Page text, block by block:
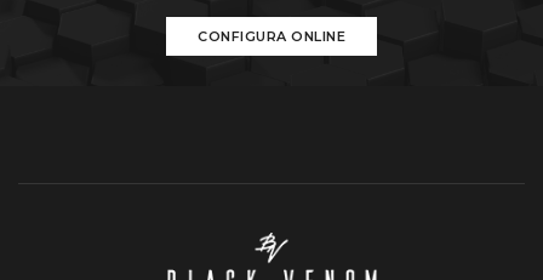
CONFIGURA ONLINE